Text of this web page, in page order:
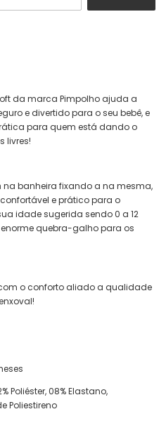
da marca Pimpolho ajuda a
e divertido para o seu bebê, e
para quem está dando o
livres!
banheira fixando a na mesma,
e prático para o
idade sugerida sendo 0 a 12
quebra-galho para os
o conforto aliado a qualidade
Poliéster, 08% Elastano,
Poliestireno